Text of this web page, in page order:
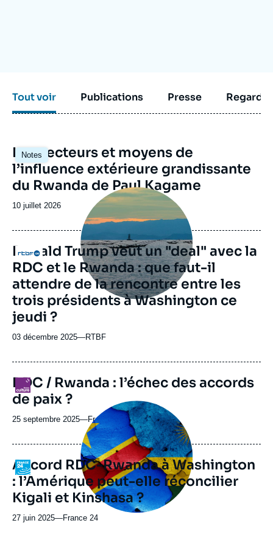
Tout voir Publications Presse
Notes
Image
principale
Les vecteurs et moyens de
l’influence extérieure grandissante
du Rwanda de Paul Kagame
Date
publication
10 juillet 2026
Logo
Image
principale
médiatique
Donald Trump veut un "deal" avec la
RDC et le Rwanda : que faut-il
attendre de la rencontre entre les
trois présidents à Washington ce
jeudi ?
03 décembre 2025—Nom
journal,
ou
RTBF
Logo
RDC / Rwanda : l’échec des accords
de paix ?
25 septembre 2025—Nom
du
journal,
revue
ou
émission
France Culture
Logo
principale
médiatique
Accord RDC-Rwanda à Washington
: l’Amérique peut-elle réconcilier
Kigali et Kinshasa ?
27 juin 2025—Nom
France 24